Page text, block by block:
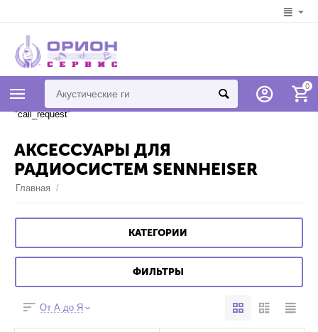
Syntax error in template
"778d12607e4bc461bb29ae430f82ae368cabbcef" on line 7 "{if
$addons.call_requests.status == "A"}{call_request}{/if}" unknown tag
"call_request"
0
АКСЕССУАРЫ ДЛЯ
РАДИОСИСТЕМ SENNHEISER
Главная /
КАТЕГОРИИ
ФИЛЬТРЫ
От А до Я